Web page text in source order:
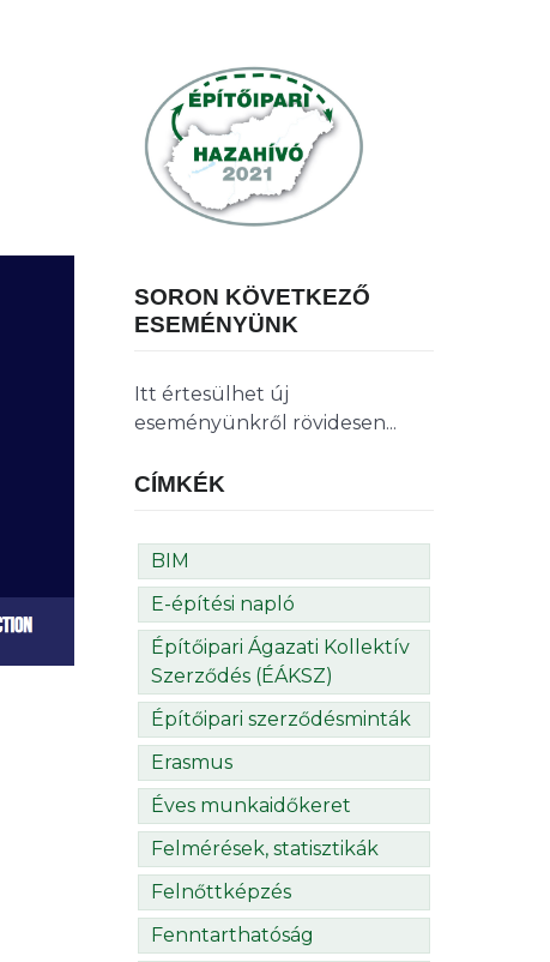
SORON KÖVETKEZŐ
ESEMÉNYÜNK
Itt értesülhet új
eseményünkről rövidesen...
CÍMKÉK
BIM
E-építési napló
Építőipari Ágazati Kollektív
Szerződés (ÉÁKSZ)
Építőipari szerződésminták
Erasmus
Éves munkaidőkeret
Felmérések, statisztikák
Felnőttképzés
Fenntarthatóság